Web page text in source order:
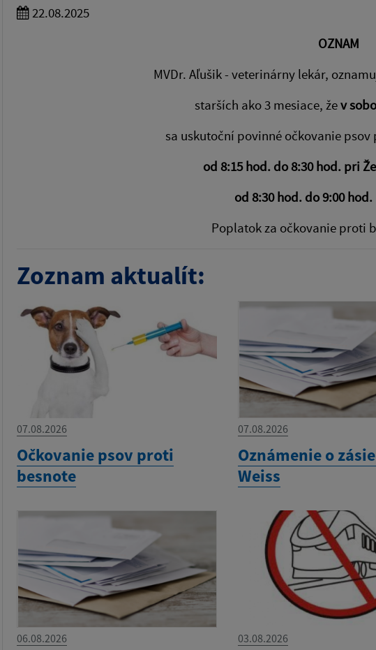
22.08.2025
OZNAM
MVDr. Aľušik - veterinárny lekár,
starších ako 3 mesiace, žev
sa uskutoční povinné očkovanie psov
od 8:15 hod. do 8:30 hod. pri
od 8:30 hod. do 9:00
Poplatok za očkovanie proti
Zoznam aktualít:
07.08.2026
Očkovanie psov proti
besnote
07.08.2026
Oznámenie o
Weiss
06.08.2026 03.08.2026